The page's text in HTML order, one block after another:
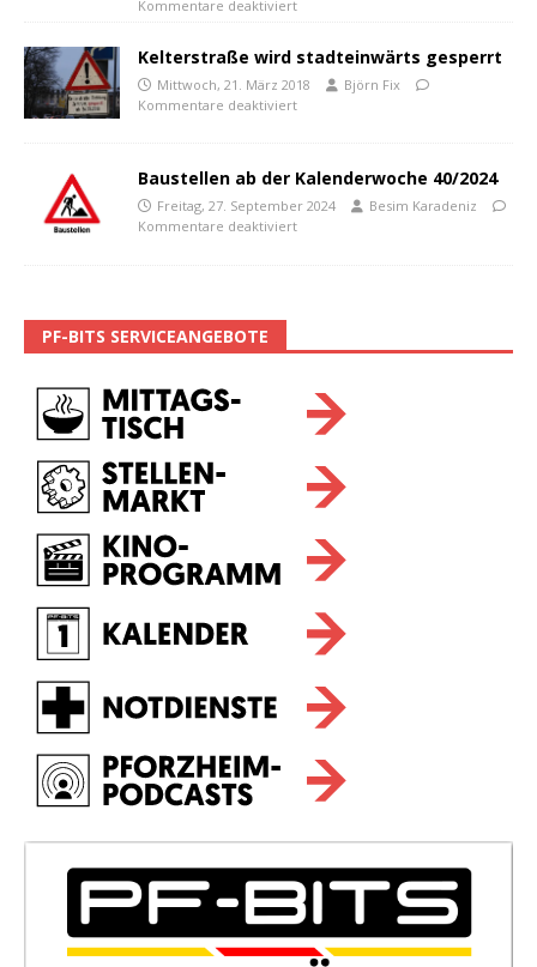
Kommentare deaktiviert
Kelterstraße wird stadteinwärts gesperrt
Mittwoch, 21. März 2018
Björn Fix
Kommentare deaktiviert
Baustellen ab der Kalenderwoche 40/2024
Freitag, 27. September 2024
Besim Karadeniz
Kommentare deaktiviert
PF-BITS SERVICEANGEBOTE